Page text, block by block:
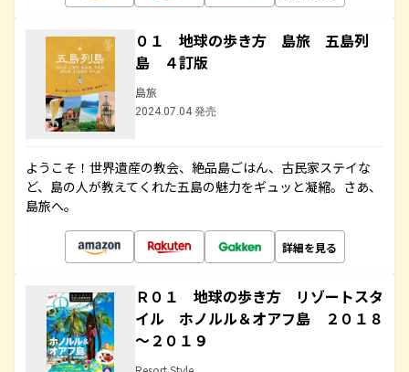
０１ 地球の歩き方 島旅 五島列
島 ４訂版
島旅
2024.07.04 発売
ようこそ！世界遺産の教会、絶品島ごはん、古民家ステイな
ど、島の人が教えてくれた五島の魅力をギュッと凝縮。さあ、
島旅へ。
詳細を見る
Ｒ０１ 地球の歩き方 リゾートスタ
イル ホノルル＆オアフ島 ２０１８
～２０１９